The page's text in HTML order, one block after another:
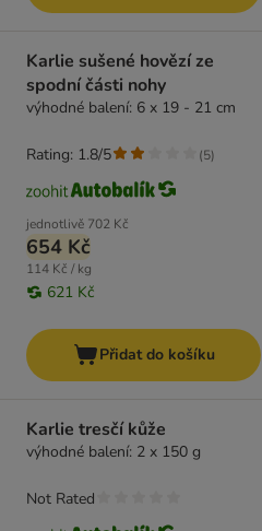
Karlie sušené hovězí ze
spodní části nohy
výhodné balení: 6 x 19 - 21 cm
jednotlivě 702 Kč
654 Kč
114 Kč / kg
621 Kč
Rating: 1.8/5 (5)
Přidat do košíku
Karlie tresčí kůže
výhodné balení: 2 x 150 g
Not Rated